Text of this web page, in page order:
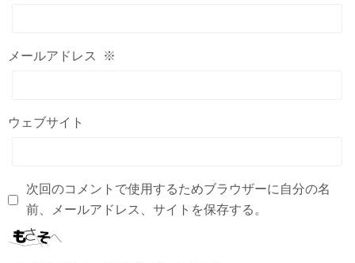
メールアドレス ※
ウェブサイト
次回のコメントで使用するためブラウザーに自分の名
前、メールアドレス、サイトを保存する。